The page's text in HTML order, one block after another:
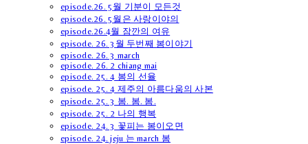
episode.26. 5월 기분이 모든것
episode.26. 5월은 사랑이야의
episode.26.4월 잠깐의 여유
episode. 26. 3월 두번째 봄이야기
episode. 26. 3 march
episode. 26. 2 chiang mai
episode. 25. 4 봄의 선율
episode. 25. 4 제주의 아름다움의 사본
episode. 25. 3 봄. 봄. 봄.
episode. 25. 2 나의 행복
episode. 24. 3 꽃피는 봄이오면
episode. 24. jeju 는 march 봄